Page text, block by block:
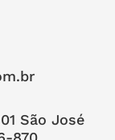
São José